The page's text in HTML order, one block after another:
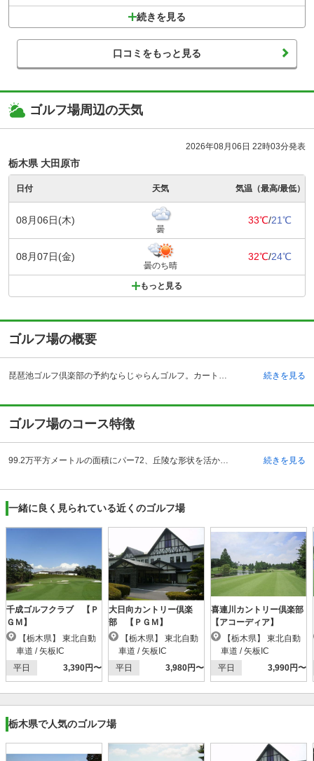
続きを見る
口コミをもっと見る
ゴルフ場周辺の天気
2026年08月06日 22時03分発表
栃木県 大田原市
日付 天気 気温（最高/最低）
08月06日(木)
曇
33℃/21℃
08月07日(金)
曇のち晴
32℃/24℃
もっと見る
ゴルフ場の概要
琵琶池ゴルフ倶楽部の予約ならじゃらんゴルフ。カートの有無や利用税、キャンセル料、ナイター設備、駐車場などのコース情報はもちろん、口コミ、フォトギャラリーなどコースの難易度や攻略に役立つ情報充実、予約する度にポイントが貯まるのでお得にゴルフをお楽しみ頂けます。 琵琶池ゴルフ倶楽部は栃木県の大田原市藤沢にあります。自動車の場合、東北自動車道の矢板インターチェンジより11キロメートルの所にあります。電車の場合、JR東北本線片岡駅より自動車で15分、東北新幹線那須塩原駅より自動車で30分です。 平成7年に開場し、栃木県内でも人気の高いゴルフ場です。ホールレイアウトと正確な距離が一目で分かるウォーカロングの貸出しも、琵琶池ゴルフ倶楽部ならではのサービスと好評です。クラブハウス内も充実し、青森ひば使用した大浴場、産地の名品を取りそろえたお土産コーナー、バリエーションが豊富なレストランメニューやプロショップ、練習場とゴルファーたちを満足させるサービスを用意しています。 続きを見る
ゴルフ場のコース特徴
99.2万平方メートルの面積にパー72、丘陵な形状を活かした造りになっています。ヤード数7088ヤード、グリーン1ベントです。 川村四郎氏の自然を最大限に考慮した、絵画的なイメージの設計により、琵琶池ゴルフ倶楽部は、自然美あふれる18ホールを実現しました。各ホールとも高低差はなく、フラットな造りがどなたでもプレーしやすくなっています。ブラインドをなくすような配慮がなされ、ハザードもプレーヤー自身で確認できる位置に配慮されており、オリジナルな攻略ルートを楽しむことができます。初心者から上級者まで、それぞれのレベルに合ったプレーを満喫できるようになっています。基本的にはセルフですが、プレーヤーの人数に応じてキャディ付きとなります。 続きを見る
一緒に良く見られている近くのゴルフ場
千成ゴルフクラブ 【Ｐ
ＧＭ】
車道 / 矢板IC
平日
3,390円〜
大日向カントリー倶楽
部 【ＰＧＭ】
車道 / 矢板IC
平日
3,980円〜
喜連川カントリー倶楽部
【アコーディア】
車道 / 矢板IC
平日
3,990円〜
栃木県で人気のゴルフ場